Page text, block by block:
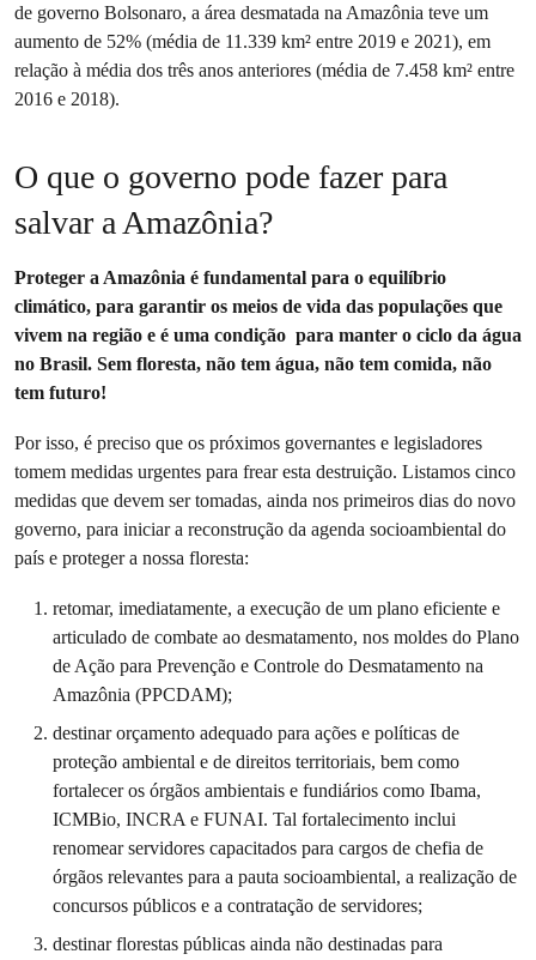
de governo Bolsonaro, a área desmatada na Amazônia teve um
aumento de 52% (média de 11.339 km² entre 2019 e 2021), em
relação à média dos três anos anteriores (média de 7.458 km² entre
2016 e 2018).
O que o governo pode fazer para
salvar a Amazônia?
Proteger a Amazônia é fundamental para o equilíbrio
climático, para garantir os meios de vida das populações que
vivem na região e é uma condição para manter o ciclo da água
no Brasil. Sem floresta, não tem água, não tem comida, não
tem futuro!
Por isso, é preciso que os próximos governantes e legisladores
tomem medidas urgentes para frear esta destruição. Listamos cinco
medidas que devem ser tomadas, ainda nos primeiros dias do novo
governo, para iniciar a reconstrução da agenda socioambiental do
país e proteger a nossa floresta:
retomar, imediatamente, a execução de um plano eficiente e
articulado de combate ao desmatamento, nos moldes do Plano
de Ação para Prevenção e Controle do Desmatamento na
Amazônia (PPCDAM);
destinar orçamento adequado para ações e políticas de
proteção ambiental e de direitos territoriais, bem como
fortalecer os órgãos ambientais e fundiários como Ibama,
ICMBio, INCRA e FUNAI. Tal fortalecimento inclui
renomear servidores capacitados para cargos de chefia de
órgãos relevantes para a pauta socioambiental, a realização de
concursos públicos e a contratação de servidores;
destinar florestas públicas ainda não destinadas para